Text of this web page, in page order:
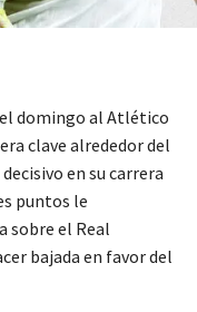
domingo al Atlético
clave alrededor del
en su carrera
puntos le
sobre el Real
bajada en favor del